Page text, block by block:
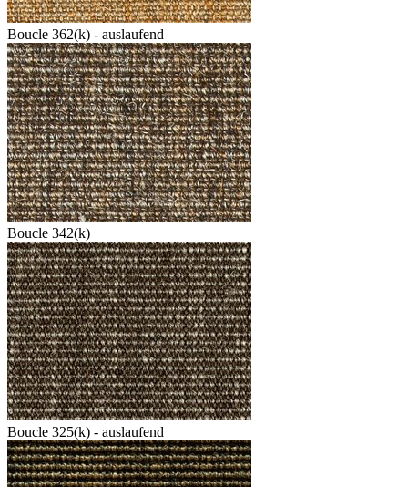
Boucle 362(k) - auslaufend
Boucle 342(k)
Boucle 325(k) - auslaufend